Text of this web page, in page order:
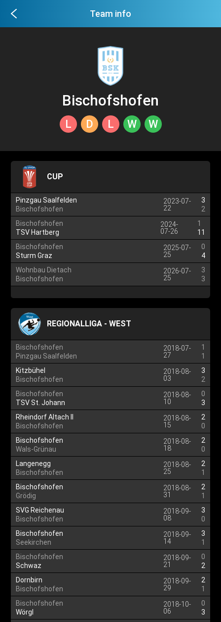
Team info
Bischofshofen
L D L W W
CUP
Pinzgau Saalfelden
Bischofshofen
2023-07-
22
3
2
Bischofshofen
TSV Hartberg
2024-
07-26
1
11
Bischofshofen
Sturm Graz
2025-07-
25
0
4
Wohnbau Dietach
Bischofshofen
2026-07-
25
3
3
REGIONALLIGA - WEST
Bischofshofen
Pinzgau Saalfelden
2018-07-
27
1
1
Kitzbühel
Bischofshofen
2018-08-
03
3
2
Bischofshofen
TSV St. Johann
2018-08-
10
0
3
Rheindorf Altach II
Bischofshofen
2018-08-
15
2
0
Bischofshofen
Wals-Grünau
2018-08-
18
2
0
Langenegg
Bischofshofen
2018-08-
25
2
1
Bischofshofen
Grödig
2018-08-
31
2
1
SVG Reichenau
Bischofshofen
2018-09-
08
3
0
Bischofshofen
Seekirchen
2018-09-
14
3
1
Bischofshofen
Schwaz
2018-09-
21
0
2
Dornbirn
Bischofshofen
2018-09-
29
2
1
Bischofshofen
Wörgl
2018-10-
06
0
3